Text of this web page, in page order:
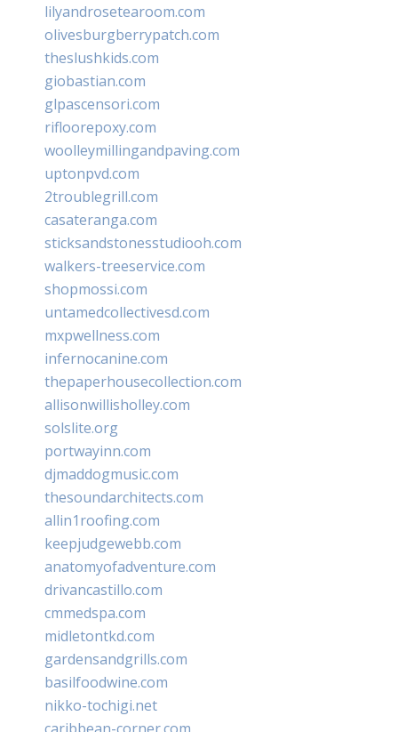
lilyandrosetearoom.com
olivesburgberrypatch.com
theslushkids.com
giobastian.com
glpascensori.com
rifloorepoxy.com
woolleymillingandpaving.com
uptonpvd.com
2troublegrill.com
casateranga.com
sticksandstonesstudiooh.com
walkers-treeservice.com
shopmossi.com
untamedcollectivesd.com
mxpwellness.com
infernocanine.com
thepaperhousecollection.com
allisonwillisholley.com
solslite.org
portwayinn.com
djmaddogmusic.com
thesoundarchitects.com
allin1roofing.com
keepjudgewebb.com
anatomyofadventure.com
drivancastillo.com
cmmedspa.com
midletontkd.com
gardensandgrills.com
basilfoodwine.com
nikko-tochigi.net